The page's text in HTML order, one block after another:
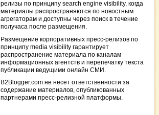
релизы по принципу search engine visibility, когда
материалы распространяются по новостным
агрегаторам и доступны через поиск в течение
получаса после размещения.
Размещение корпоративных пресс-релизов по
принципу media visibility гарантирует
распространение материала по каналам
информационных агентств и перепечатку текста
публикации ведущими онлайн СМИ.
B2Blogger.com не несет ответственности за
содержание материалов, опубликованных
партнерами пресс-релизной платформы.